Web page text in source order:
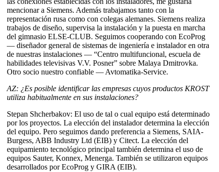
mencionar a Siemens. Además trabajamos tanto con la
representación rusa como con colegas alemanes. Siemens realiza
trabajos de diseño, supervisa la instalación y la puesta en marcha
del gimnasio ELSE-CLUB. Seguimos cooperando con EcoProg
— diseñador general de sistemas de ingeniería e instalador en otra
de nuestras instalaciones — “Centro multifuncional, escuela de
habilidades televisivas V.V. Posner” sobre Malaya Dmitrovka.
Otro socio nuestro confiable — Avtomatika-Service.
AZ: ¿Es posible identificar las empresas cuyos productos KROST
utiliza habitualmente en sus instalaciones?
Stepan Shcherbakov: El uso de tal o cual equipo está determinado
por los proyectos. La elección del instalador determina la elección
del equipo. Pero seguimos dando preferencia a Siemens, SAIA-
Burgess, ABB Industry Ltd (EIB) y Citect. La elección del
equipamiento tecnológico principal también determina el uso de
equipos Sauter, Konnex, Menerga. También se utilizaron equipos
desarrollados por EcoProg y GIRA (EIB).